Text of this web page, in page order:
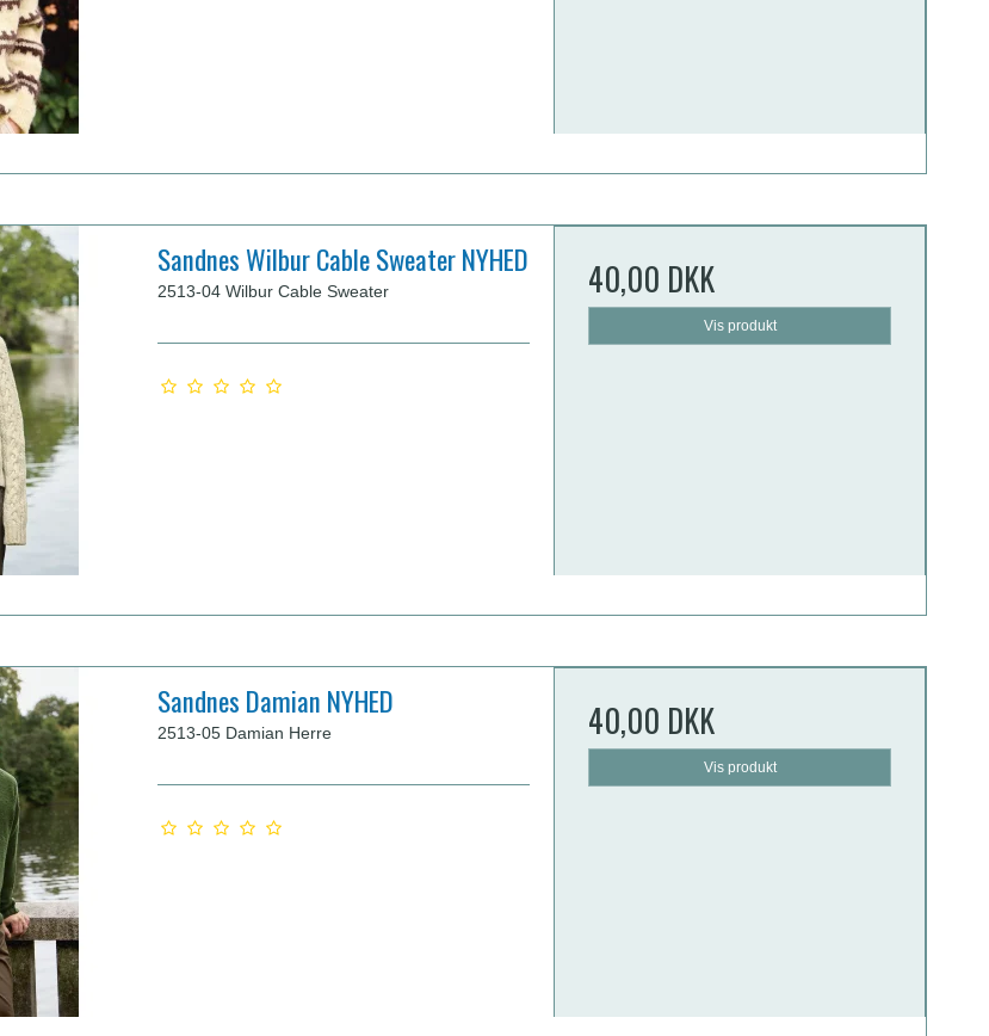
Sandnes Wilbur Cable Sweater NYHED
2513-04 Wilbur Cable Sweater 40,00 DKK
Vis produkt
Sandnes Damian NYHED
2513-05 Damian Herre 40,00 DKK
Vis produkt